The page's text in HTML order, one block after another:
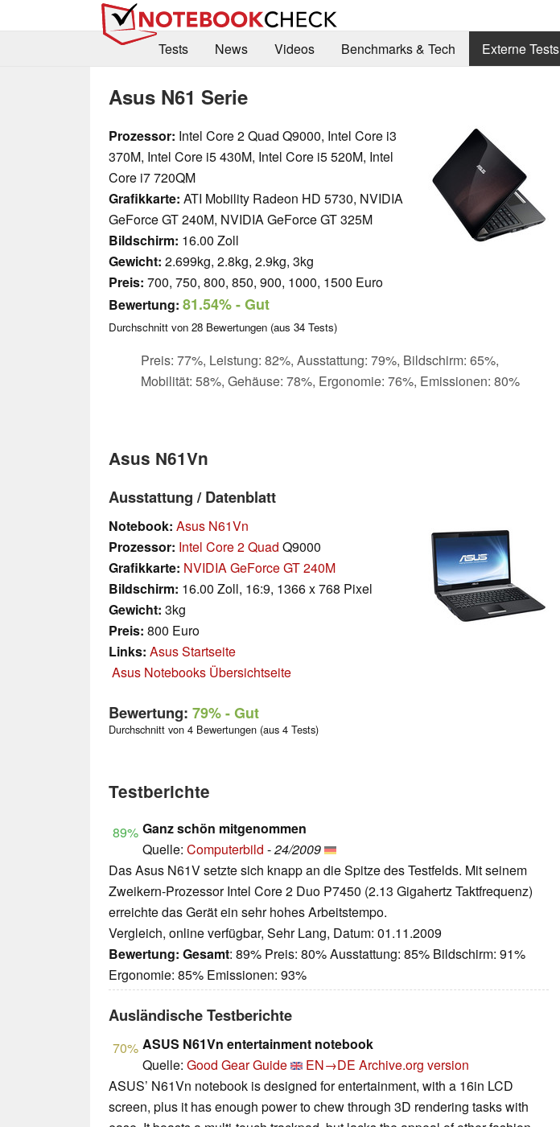
Tests
News Videos Benchmarks & Tech Externe Tests
Asus N61 Serie
Prozessor: Intel Core 2 Quad Q9000, Intel Core i3
370M, Intel Core i5 430M, Intel Core i5 520M, Intel
Core i7 720QM
Grafikkarte: ATI Mobility Radeon HD 5730, NVIDIA
GeForce GT 240M, NVIDIA GeForce GT 325M
Bildschirm: 16.00 Zoll
Gewicht: 2.699kg, 2.8kg, 2.9kg, 3kg
Preis: 700, 750, 800, 850, 900, 1000, 1500 Euro
Bewertung: 81.54%- Gut
Durchschnitt von 28 Bewertungen (aus 34 Tests)
Preis: 77%, Leistung: 82%, Ausstattung: 79%, Bildschirm: 65%,
Mobilität: 58%, Gehäuse: 78%, Ergonomie: 76%, Emissionen: 80%
Asus N61Vn
Ausstattung / Datenblatt
Notebook: Asus N61Vn
Prozessor: Intel Core 2 Quad Q9000
Grafikkarte: NVIDIA GeForce GT 240M
Bildschirm: 16.00 Zoll, 16:9, 1366 x 768 Pixel
Gewicht: 3kg
Preis: 800 Euro
Links: Asus Startseite
Asus Notebooks Übersichtseite
Bewertung: 79%- Gut
Durchschnitt von 4 Bewertungen (aus 4 Tests)
Testberichte
89% Ganz schön mitgenommen
Quelle: Computerbild -24/2009
Das Asus N61V setzte sich knapp an die Spitze des Testfelds. Mit seinem
Zweikern-Prozessor Intel Core 2 Duo P7450 (2.13 Gigahertz Taktfrequenz)
erreichte das Gerät ein sehr hohes Arbeitstempo.
Vergleich, online verfügbar, Sehr Lang, Datum: 01.11.2009
Bewertung: Gesamt: 89% Preis: 80% Ausstattung: 85% Bildschirm: 91%
Ergonomie: 85% Emissionen: 93%
Ausländische Testberichte
70% ASUS N61Vn entertainment notebook
Quelle: Good Gear Guide EN→DE Archive.org version
ASUS’ N61Vn notebook is designed for entertainment, with a 16in LCD
screen, plus it has enough power to chew through 3D rendering tasks with